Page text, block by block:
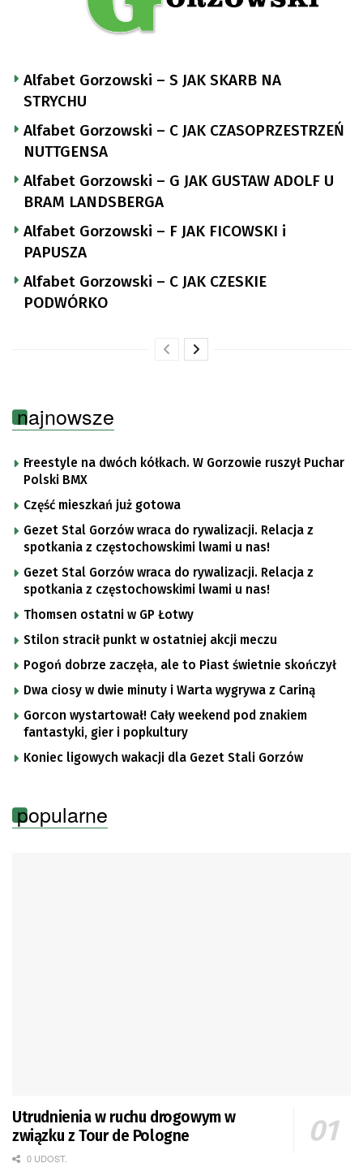
Alfabet Gorzowski – S JAK SKARB NA
STRYCHU
Alfabet Gorzowski – C JAK CZASOPRZESTRZEŃ
NUTTGENSA
Alfabet Gorzowski – G JAK GUSTAW ADOLF U
BRAM LANDSBERGA
Alfabet Gorzowski – F JAK FICOWSKI i
PAPUSZA
Alfabet Gorzowski – C JAK CZESKIE
PODWÓRKO
najnowsze
Freestyle na dwóch kółkach. W Gorzowie ruszył Puchar
Polski BMX
Część mieszkań już gotowa
Gezet Stal Gorzów wraca do rywalizacji. Relacja z
spotkania z częstochowskimi lwami u nas!
Gezet Stal Gorzów wraca do rywalizacji. Relacja z
spotkania z częstochowskimi lwami u nas!
Thomsen ostatni w GP Łotwy
Stilon stracił punkt w ostatniej akcji meczu
Pogoń dobrze zaczęła, ale to Piast świetnie skończył
Dwa ciosy w dwie minuty i Warta wygrywa z Cariną
Gorcon wystartował! Cały weekend pod znakiem
fantastyki, gier i popkultury
Koniec ligowych wakacji dla Gezet Stali Gorzów
popularne
Utrudnienia w ruchu drogowym w
związku z Tour de Pologne
0 UDOST.